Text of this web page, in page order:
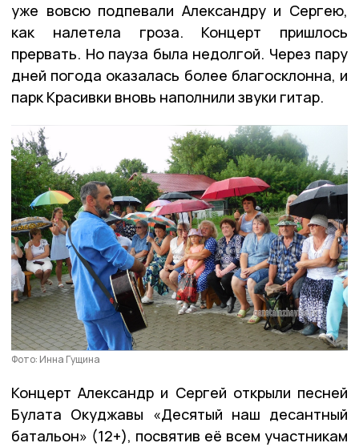
уже вовсю подпевали Александру и Сергею,
как налетела гроза. Концерт пришлось
прервать. Но пауза была недолгой. Через пару
дней погода оказалась более благосклонна, и
парк Красивки вновь наполнили звуки гитар.
Фото: Инна Гущина
Концерт Александр и Сергей открыли песней
Булата Окуджавы «Десятый наш десантный
батальон» (12+), посвятив её всем участникам